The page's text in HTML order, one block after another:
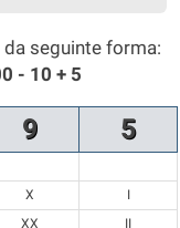
seguinte forma:
- 10 + 5
9 5
X
I
XX
II